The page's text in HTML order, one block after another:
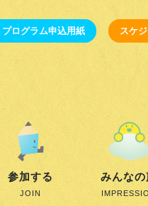
プログラム申込用紙 スケ
参加する
JOIN
みんなの